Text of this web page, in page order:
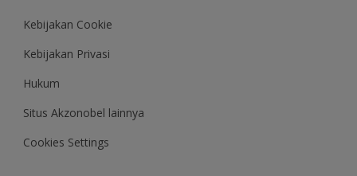
Kebijakan Cookie
Kebijakan Privasi
Hukum
Situs Akzonobel lainnya
Cookies Settings